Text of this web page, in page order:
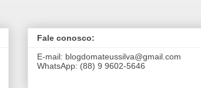
Fale conosco:
E-mail: blogdomateussilva@gmail.com
WhatsApp: (88) 9 9602-5646